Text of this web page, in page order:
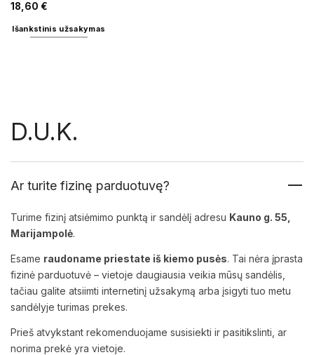
18,60 €
Išankstinis užsakymas
D.U.K.
Ar turite fizinę parduotuvę?
Turime fizinį atsiėmimo punktą ir sandėlį adresu Kauno g. 55,
Marijampolė.
Esame raudoname priestate iš kiemo pusės. Tai nėra įprasta
fizinė parduotuvė – vietoje daugiausia veikia mūsų sandėlis,
tačiau galite atsiimti internetinį užsakymą arba įsigyti tuo metu
sandėlyje turimas prekes.
Prieš atvykstant rekomenduojame susisiekti ir pasitikslinti, ar
norima prekė yra vietoje.